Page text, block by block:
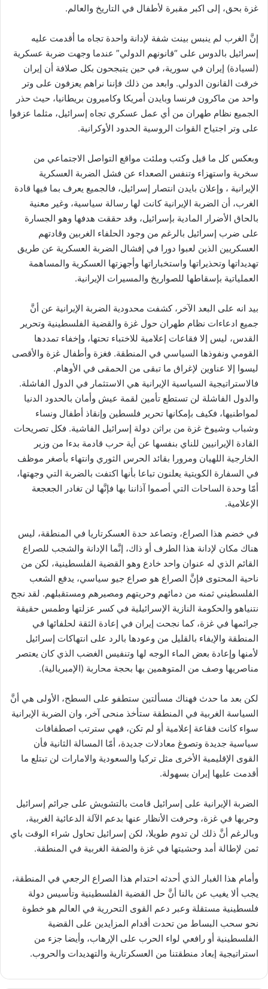
غزة بحق، إلى اكبر مقبرة لأطفال في التاريخ والعالم.
إنَّ الغرب لم ينبس بينت شفة لإدانة واحدة تجاه ما أقدمت عليه
إسرائيل بالدوس على “قانونهم الدولي” عندما وجهت ضربة عسكرية
(لسيادة) إيران في سورية، في حين يتبجحون بكل صلافة أن إيران
خرقت القانون الدولي. وابعد من ذلك فإننا نراهم يعزفون على وتر
واحد من ماكرون فرنسا وبايدن أمريكا وكاميرون بريطانيا، حيث حذر
الجميع نظام طهران من أي عمل عسكري تجاه إسرائيل، مثلما عزفوا
على وتر اجتياح القوات الروسية الحدود الأوكرانية.
وبعكس كل ما قيل وكتب وملئت مواقع التواصل الاجتماعي من
سخرية واستهزاء وتنفس الصعداء عن فشل الضربة العسكرية
الإيرانية ، وإعلان بايدن انتصار إسرائيل، فالجميع يعرف بما فيها قادة
الغرب، أن الضربة الإيرانية كانت لها رسالة سياسية، وغير معنية
بالحاق الأضرار المادية بإسرائيل، وقد حققت هدفها وهو الجسارة
على ضرب إسرائيل بالرغم من وجود الحلفاء الغربين وقادتهم
العسكريين الذين لعبوا دورا في إفشال الضربة العسكرية عن طريق
تهديداتها وتحذيراتها واستخباراتها وأجهزتها العسكرية والمساهمة
العملياتية بإسقاطها للصواريخ والمسيرات الإيرانية.
بيد انه على البعد الآخر، كشفت محدودية الضربة الإيرانية عن أنَّ
جميع ادعاءات نظام طهران حول غزة والقضية الفلسطينية وتحرير
القدس، ليس إلا فقاعات إعلامية للاختباء تحتها، وإخفاء تمددها
القومي ونفوذها السياسي في المنطقة. فغزة وأطفال غزة والأقصى
ليسوا إلا عناوين لإغراق ما تبقى من الحمقى في الأوهام.
فالاستراتيجية السياسية الإيرانية هي الاستثمار في الدول الفاشلة.
والدول الفاشلة لن تستطع تأمين لقمة عيش وأمان بالحدود الدنيا
لمواطنيها، فكيف بإمكانها تحرير فلسطين وإنقاذ أطفال ونساء
وشباب وشيوخ غزة من براثن دولة إسرائيل الفاشية. فكل تصريحات
القادة الإيرانيين للناي بنفسها عن أية حرب قادمة بدءا من وزير
الخارجية اللهيان ومرورا بقائد الحرس الثوري وانتهاء بأصغر موظف
في السفارة الكويتية يعلنون تباعا بأنها اكتفت بالضربة التي وجهتها،
أمّا وحدة الساحات التي أصموا آذاننا بها فإنَّها لن تغادر الجعجعة
الإعلامية.
في خضم هذا الصراع، وتصاعد حدة العسكرتاريا في المنطقة، ليس
هناك مكان لإدانة هذا الطرف أو ذاك، إنَّما الإدانة والشجب للصراع
القائم الذي له عنوان واحد خادع وهو القضية الفلسطينية، لكن من
ناحية المحتوى فإنَّ الصراع هو صراع جيو سياسي، يدفع الشعب
الفلسطيني ثمنه من دمائهم وحريتهم ومصيرهم ومستقبلهم. لقد نجح
نتنياهو والحكومة النازية الإسرائيلية في كسر عزلتها وطمس حقيقة
جرائمها في غزة، كما نجحت إيران في إعادة الثقة لحلفائها في
المنطقة والإيفاء بالقليل من وعودها بالرد على انتهاكات إسرائيل
لأمنها وإعادة بعض الماء الوجه لها وتنفيس الغضب الذي كان يعتصر
مناصريها وصف من المتوهمين بها بحجة محاربة (الإمبريالية).
لكن بعد ما حدث فهناك مسألتين ستطفو على السطح، الأولى هي أنَّ
السياسة الغربية في المنطقة ستأخذ منحى آخر، وان الضربة الإيرانية
سواء كانت فقاعة إعلامية أو لم تكن، فهي سترتب اصطفافات
سياسية جديدة وتصوغ معادلات جديدة، أمّا المسالة الثانية فأن
القوى الإقليمية الأخرى مثل تركيا والسعودية والامارات لن تبتلع ما
أقدمت عليها إيران بسهولة.
الضربة الإيرانية على إسرائيل قامت بالتشويش على جرائم إسرائيل
وحربها في غزة، وحرفت الأنظار عنها بدعم الآلة الدعائية الغربية،
وبالرغم أنَّ ذلك لن تدوم طويلا، لكن إسرائيل تحاول شراء الوقت باي
ثمن لإطالة أمد وحشيتها في غزة والضفة الغربية في المنطقة.
وأمام هذا الغبار الذي أحدثه احتدام هذا الصراع الرجعي في المنطقة،
يجب ألا يغيب عن بالنا أنَّ حل القضية الفلسطينية وتأسيس دولة
فلسطينية مستقلة وعبر دعم القوى التحررية في العالم هو خطوة
نحو سحب البساط من تحدت أقدام المزايدين على القضية
الفلسطينية أو رافعي لواء الحرب على الإرهاب، وأيضا جزء من
استراتيجية إبعاد منطقتنا من العسكرتارية والتهديدات والحروب.